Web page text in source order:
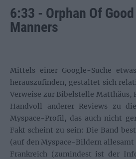
6:33 - Orphan Of Good
Manners
Mittels einer Google-Suche
herauszufinden, gestaltet sich
Verweise zur Bibelstelle Matthäus,
Handvoll anderer Reviews zu
Myspace-Profil, das auch nicht
Fakt scheint zu sein: Die Band
(auf den Myspace-Bildern
Frankreich (zumindest ist der